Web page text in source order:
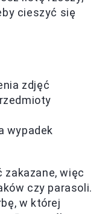
cieszyć się
zdjęć
wypadek
zakazane, więc
czy parasoli.
w której